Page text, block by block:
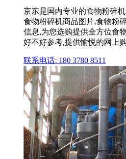
京东是国内专业的食物粉碎
食物粉碎机商品图片,食物粉
信息,为您选购提供全方位食
好不好参考,提供愉悦的网上
联系电话: 180 3780 8511